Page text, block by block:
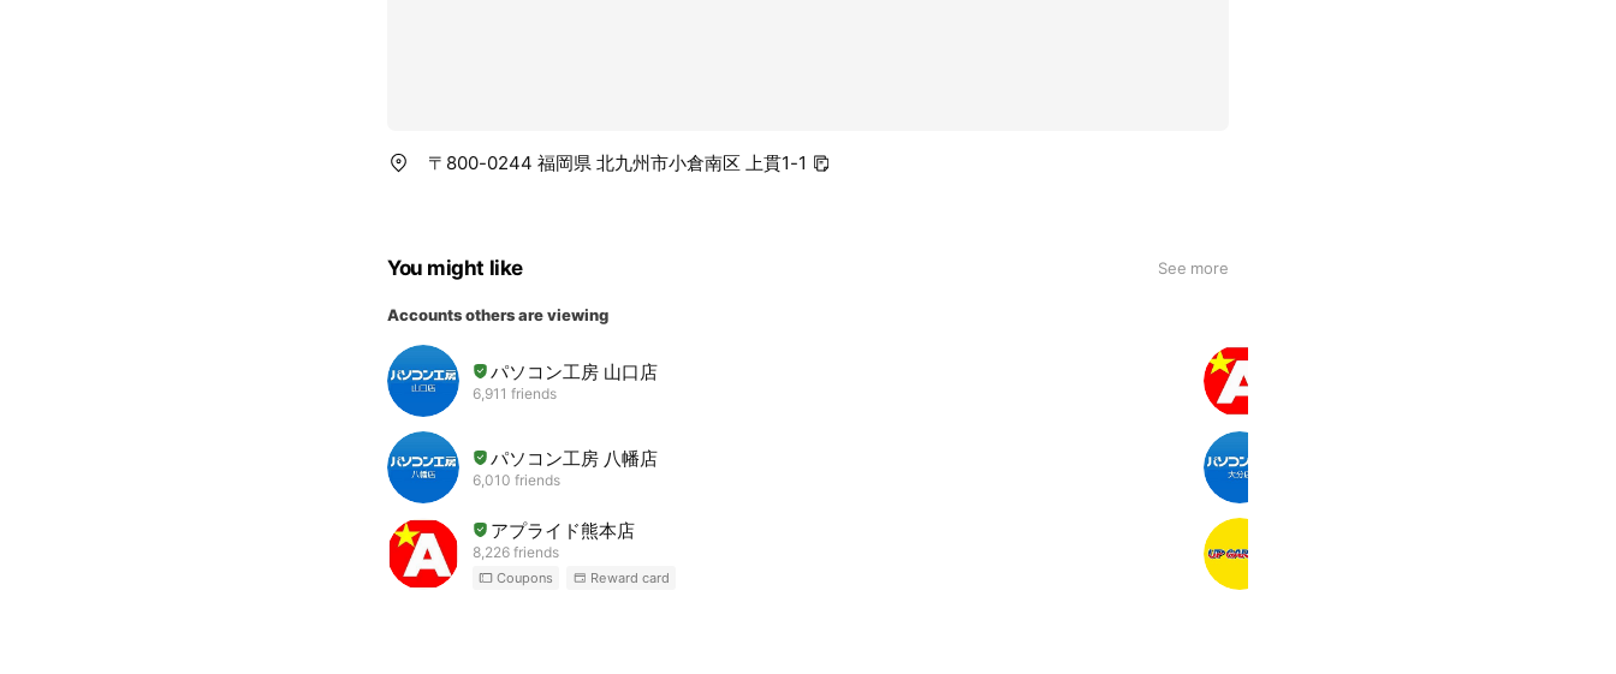
〒800-0244 福岡県 北九州市小倉南区 上貫1-1
You might like See more
Accounts others are viewing
パソコン工房 山口店
6,911 friends
パソコン工房 八幡店
6,010 friends
アプライド熊本店
8,226 friends
Coupons Reward card